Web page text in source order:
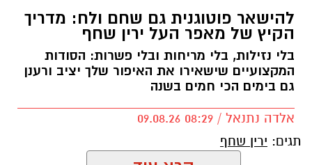
להישאר פוטוגנית גם שחם ולח: מדריך
הקיץ של מאפר העל ירין שחף
בלי נזילות, בלי מריחות ובלי פשרות: הסודות
המקצועיים שישאירו את האיפור שלך יציב ורענן
גם בימים הכי חמים בשנה
אלדה נתנאל / 08:29 09.08.26
תגים: ירין שחף